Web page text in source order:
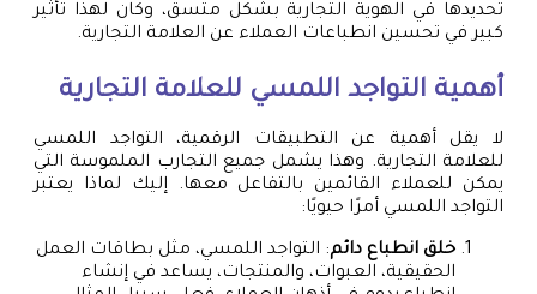
تحديدها في الهوية التجارية بشكل متسق، وكان لهذا تأثير
كبير في تحسين انطباعات العملاء عن العلامة التجارية.
أهمية التواجد اللمسي للعلامة التجارية
لا يقل أهمية عن التطبيقات الرقمية، التواجد اللمسي
للعلامة التجارية. وهذا يشمل جميع التجارب الملموسة التي
يمكن للعملاء القائمين بالتفاعل معها. إليك لماذا يعتبر
التواجد اللمسي أمرًا حيويًا:
خلق انطباع دائم: التواجد اللمسي، مثل بطاقات العمل
الحقيقية، العبوات، والمنتجات، يساعد في إنشاء